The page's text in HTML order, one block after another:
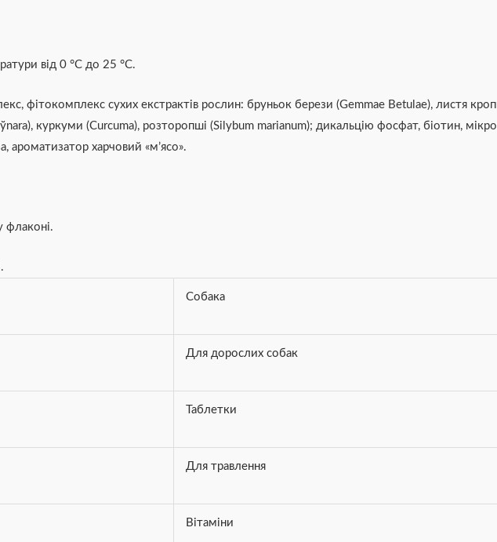
від 0 °С до 25 °С.
фітокомплекс сухих екстрактів рослин: бруньок берези (Gemmae Betulae), листя
куркуми (Curcuma), розторопші (Silybum marianum); дикальцію фосфат, біотин,
ароматизатор харчовий «м’ясо».
флаконі.
Собака
Для дорослих собак
Таблетки
Для травлення
Вітаміни